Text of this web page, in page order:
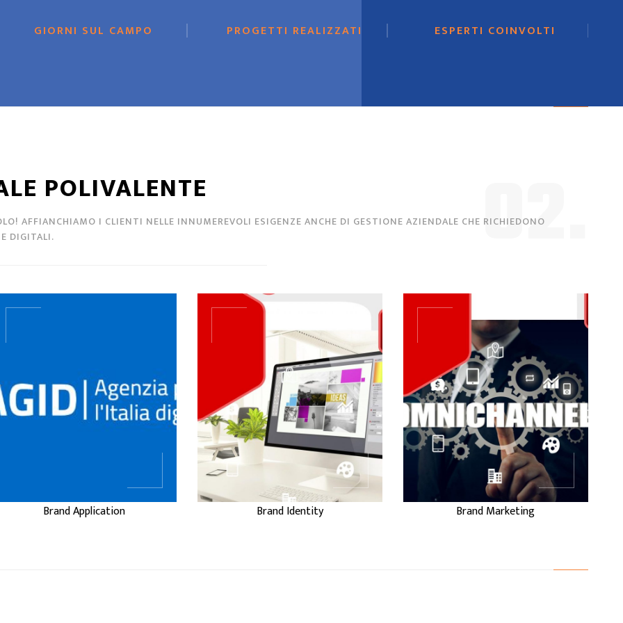
GIORNI SUL CAMPO PROGETTI REALIZZATI ESPERTI COINVOLTI
POLIVALENTE
AFFIANCHIAMO I CLIENTI NELLE INNUMEREVOLI ESIGENZE ANCHE DI GESTIONE AZIENDALE CHE RICHIEDONO
DIGITALI.
...
Brand Application
...
BRAND
Brand Identity
...
BRAND
MARKETING
Brand Marketing
02.